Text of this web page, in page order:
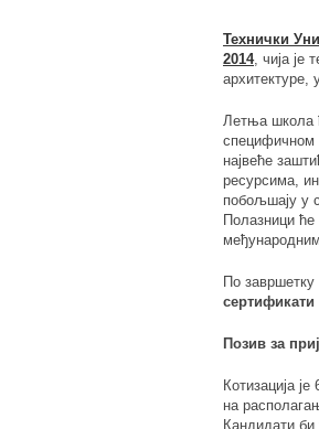
Технички
2014, чија је
архитектуре,
Летња школа
специфичном
највеће
ресурсима,
побољшају у
Полазници
По
сертификати
Позив за
Котизација
на
Кандидати